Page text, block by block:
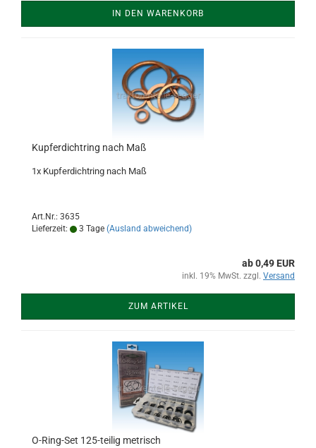
IN DEN WARENKORB
Kupferdichtring nach Maß
1x Kupferdichtring nach Maß
Art.Nr.: 3635
Lieferzeit:
3 Tage (Ausland abweichend)
ab 0,49 EUR
inkl. 19% MwSt. zzgl. Versand
ZUM ARTIKEL
O-Ring-Set 125-teilig metrisch